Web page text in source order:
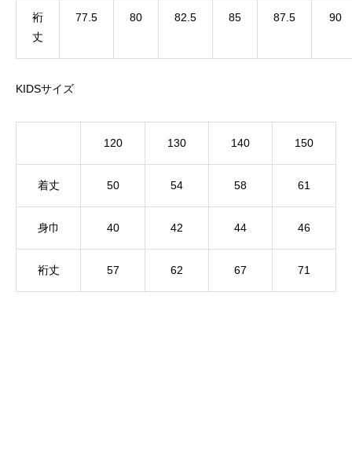
裄
丈
77.5 80 82.5 85 87.5 90
KIDSサイズ
120 130 140 150
着丈 50 54 58 61
身巾 40 42 44 46
裄丈 57 62 67 71